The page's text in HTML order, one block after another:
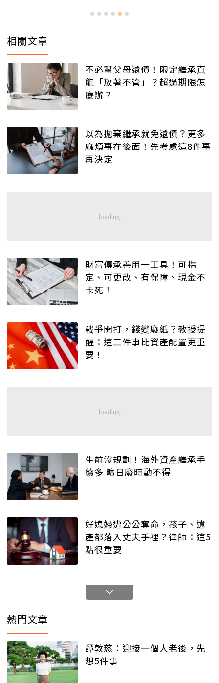
相關文章
不必幫父母還債！限定繼承真
能「放著不管」？超過期限怎
麼辦？
以為拋棄繼承就免還債？更多
麻煩事在後面！先考慮這8件事
再決定
財富傳承善用一工具！可指
定、可更改、有保障、現金不
卡死！
戰爭開打，錢變廢紙？教授提
醒：這三件事比資產配置更重
要！
生前沒規劃！海外資產繼承手
續多 曠日廢時動不得
好媳婦遭公公奪命，孩子、遺
產都落入丈夫手裡？律師：這5
點很重要
熱門文章
譚敦慈：迎接一個人老後，先
想5件事